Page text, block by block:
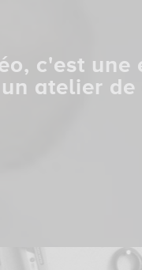
c'est une
atelier